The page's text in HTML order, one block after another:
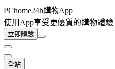
PChome24h購物App
使用App享受更優質的購物體驗
立即體驗
全站